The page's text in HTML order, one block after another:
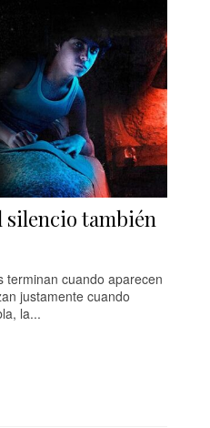
silencio también
terminan cuando aparecen
justamente cuando
la...